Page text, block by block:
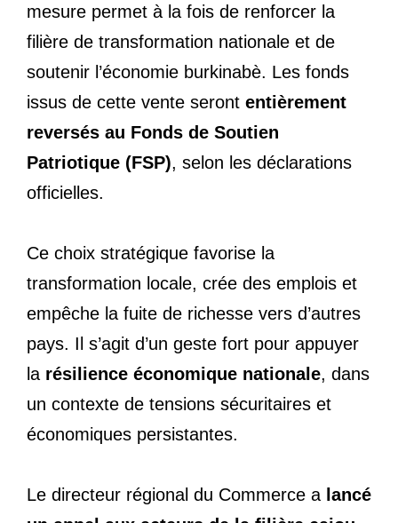
mesure permet à la fois de renforcer la
filière de transformation nationale et de
soutenir l’économie burkinabè. Les fonds
issus de cette vente seront entièrement
reversés au Fonds de Soutien
Patriotique (FSP), selon les déclarations
officielles.
Ce choix stratégique favorise la
transformation locale, crée des emplois et
empêche la fuite de richesse vers d’autres
pays. Il s’agit d’un geste fort pour appuyer
la résilience économique nationale, dans
un contexte de tensions sécuritaires et
économiques persistantes.
Le directeur régional du Commerce a lancé